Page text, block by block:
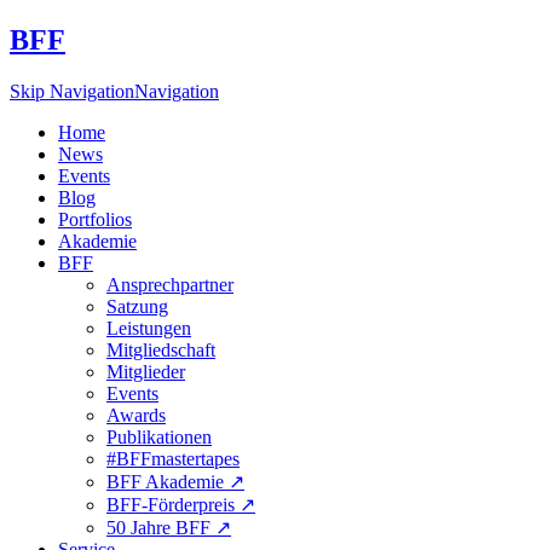
BFF
Skip NavigationNavigation
Home
News
Events
Blog
Portfolios
Akademie
BFF
Ansprechpartner
Satzung
Leistungen
Mitgliedschaft
Mitglieder
Events
Awards
Publikationen
#BFFmastertapes
BFF Akademie ↗︎
BFF-Förderpreis ↗︎
50 Jahre BFF ↗︎